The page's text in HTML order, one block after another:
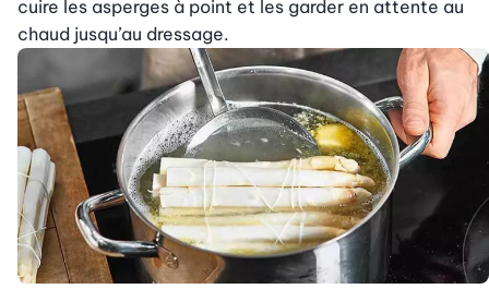
cuire les asperges à point et les garder en attente au
chaud jusqu’au dressage.